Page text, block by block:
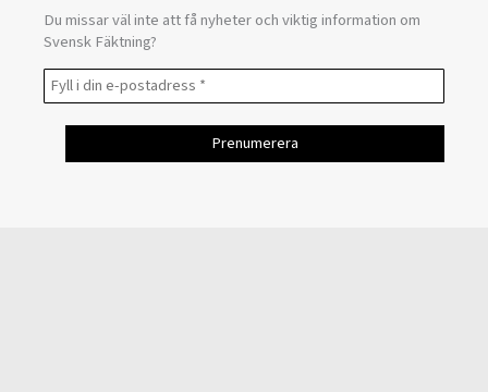
Du missar väl inte att få nyheter och viktig information om
Svensk Fäktning?